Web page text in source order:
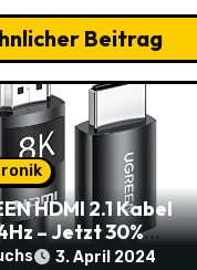
Beitrag
HDMI 2.1 Kabel
– Jetzt 30%
Nur 7,69€ statt
3. April 2024